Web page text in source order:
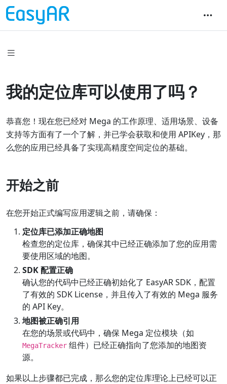
我的定位库可以使用了吗？
恭喜您！现在您已经对 Mega 的工作原理、适用场景、设备
支持等方面有了一个了解，并已学会获取和使用 APIKey，那
么您的应用已经具备了实现高精度空间定位的基础。
开始之前
在您开始正式编写应用逻辑之前，请确保：
定位库已添加正确地图
检查您的定位库，确保其中已经正确添加了您的应用需
要使用区域的地图。
SDK 配置正确
确认您的代码中已经正确初始化了 EasyAR SDK，配置
了有效的 SDK License，并且传入了有效的 Mega 服务
的 API Key。
地图被正确引用
在您的场景或代码中，确保 Mega 定位模块（如
MegaTracker 组件）已经正确指向了您添加的地图资
源。
如果以上步骤都已完成，那么您的定位库理论上已经可以正